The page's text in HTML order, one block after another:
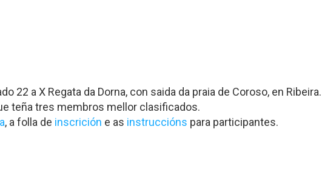
22 a X Regata da Dorna, con saida da praia de Coroso, en Ribeira.
teña tres membros mellor clasificados.
, a folla de inscrición e as instruccións para participantes.